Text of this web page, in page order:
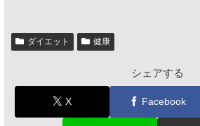
ダイエット 健康
シェアする
X Facebook